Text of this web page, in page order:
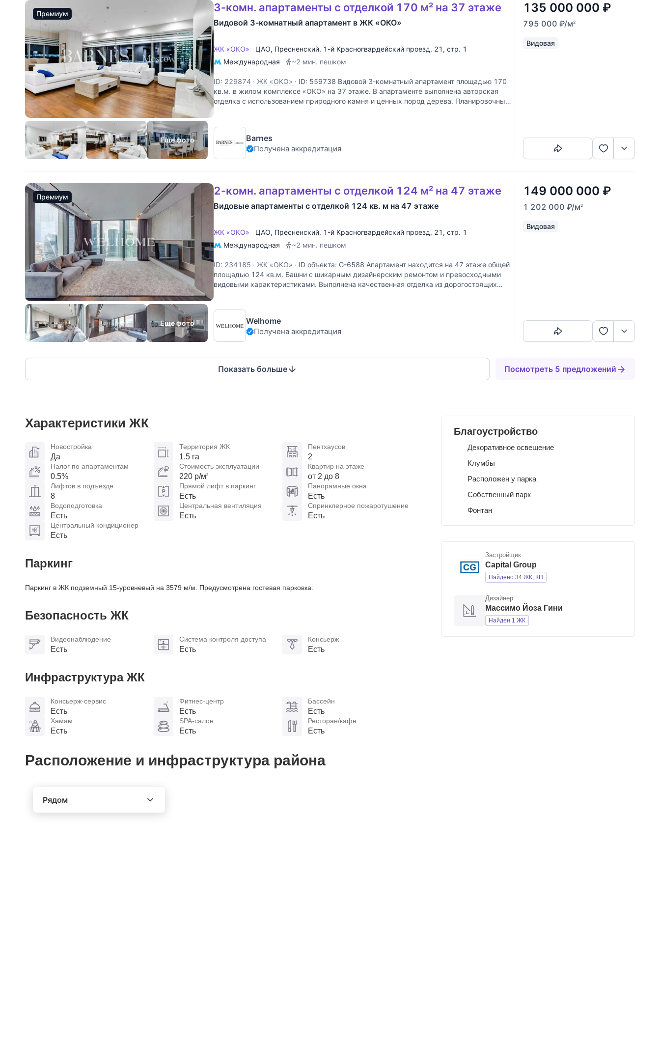
Премиум
Еще фото
3-комн. апартаменты с отделкой 170 м² на 37 этаже
Видовой 3-комнатный апартамент в ЖК «ОКО»
ЖК «ОКО» ЦАО, Пресненский, 1-й Красногвардейский проезд, 21, стр. 1
Международная
~2 мин. пешком
ID: 229874 · ЖК «ОКО» · ID: 559738 Видовой 3-комнатный апартамент площадью 170
кв.м. в жилом комплексе «ОКО» на 37 этаже. В апартаменте выполнена авторская
отделка с использованием природного камня и ценных пород дерева. Планировочным
Barnes
Получена аккредитация
135 000 000 ₽
795 000 ₽/м2
Видовая
Премиум
Еще фото
2-комн. апартаменты с отделкой 124 м² на 47 этаже
Видовые апартаменты с отделкой 124 кв. м на 47 этаже
ЖК «ОКО» ЦАО, Пресненский, 1-й Красногвардейский проезд, 21, стр. 1
Международная
~2 мин. пешком
ID: 234185 · ЖК «ОКО» · ID объекта: G-6588 Апартамент находится на 47 этаже общей
площадью 124 кв.м. Башни с шикарным дизайнерским ремонтом и превосходными
видовыми характеристиками. Выполнена качественная отделка из дорогостоящих
Welhome
Получена аккредитация
149 000 000 ₽
1 202 000 ₽/м2
Видовая
Показать больше Посмотреть 5 предложений
Характеристики ЖК
Новостройка
Да
Территория ЖК
1.5 га
Пентхаусов
2
Налог по апартаментам
0.5%
Стоимость эксплуатации
220 р/м2
Квартир на этаже
от 2 до 8
Лифтов в подъезде
8
Прямой лифт в паркинг
Есть
Панорамные окна
Есть
Водоподготовка
Есть
Центральная вентиляция
Есть
Спринклерное пожаротушение
Есть
Центральный кондиционер
Есть
Паркинг
Паркинг в ЖК подземный 15-уровневый на 3579 м/м. Предусмотрена гостевая парковка.
Безопасность ЖК
Видеонаблюдение
Есть
Система контроля доступа
Есть
Консьерж
Есть
Инфраструктура ЖК
Консьерж-сервис
Есть
Фитнес-центр
Есть
Бассейн
Есть
Хамам
Есть
SPA-салон
Есть
Ресторан/кафе
Есть
Благоустройство
Декоративное освещение
Клумбы
Расположен у парка
Собственный парк
Фонтан
Застройщик
Capital Group
Найдено 34 ЖК, КП
Дизайнер
Массимо Йоза Гини
Найден 1 ЖК
Расположение и инфраструктура района
Рядом